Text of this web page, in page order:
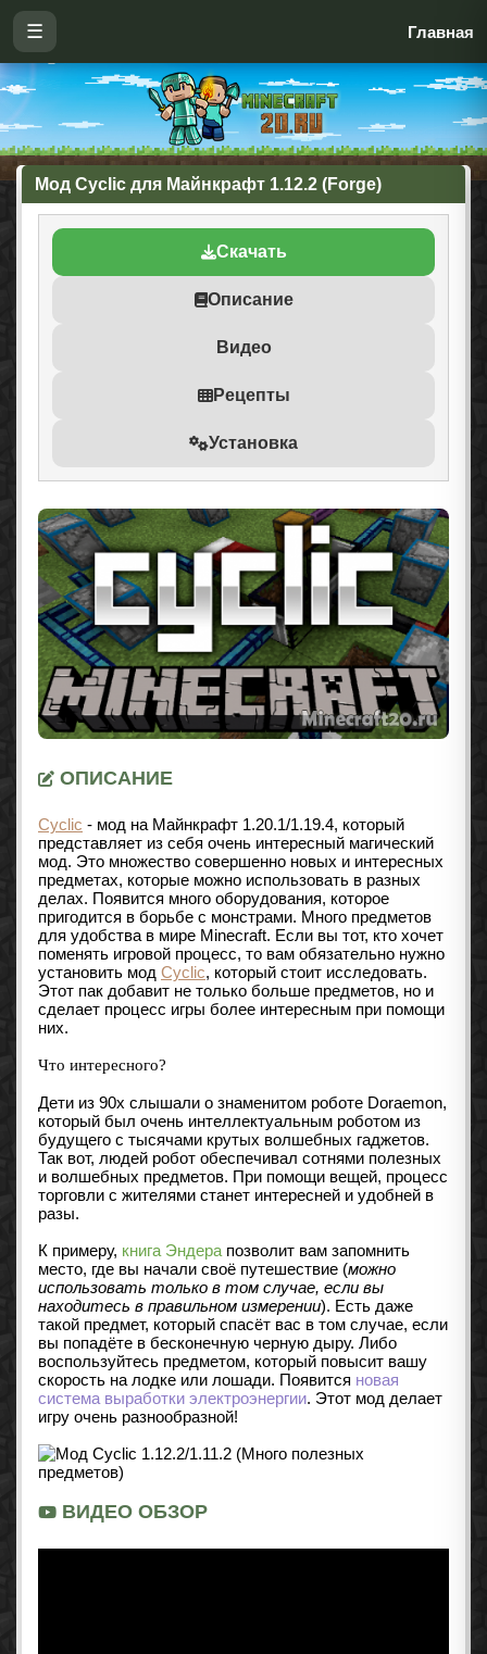
☰ Главная
Мод Cyclic для Майнкрафт 1.12.2 (Forge)
Скачать
Описание
Видео
Рецепты
Установка
ОПИСАНИЕ
Cyclic - мод на Майнкрафт 1.20.1/1.19.4, который
представляет из себя очень интересный магический
мод. Это множество совершенно новых и интересных
предметах, которые можно использовать в разных
делах. Появится много оборудования, которое
пригодится в борьбе с монстрами. Много предметов
для удобства в мире Minecraft. Если вы тот, кто хочет
поменять игровой процесс, то вам обязательно нужно
установить мод Cyclic, который стоит исследовать.
Этот пак добавит не только больше предметов, но и
сделает процесс игры более интересным при помощи
них.
Что интересного?
Дети из 90x слышали о знаменитом роботе Doraemon,
который был очень интеллектуальным роботом из
будущего с тысячами крутых волшебных гаджетов.
Так вот, людей робот обеспечивал сотнями полезных
и волшебных предметов. При помощи вещей, процесс
торговли с жителями станет интересней и удобней в
разы.
К примеру, книга Эндера позволит вам запомнить
место, где вы начали своё путешествие (можно
использовать только в том случае, если вы
находитесь в правильном измерении). Есть даже
такой предмет, который спасёт вас в том случае, если
вы попадёте в бесконечную черную дыру. Либо
воспользуйтесь предметом, который повысит вашу
скорость на лодке или лошади. Появится новая
система выработки электроэнергии. Этот мод делает
игру очень разнообразной!
ВИДЕО ОБЗОР